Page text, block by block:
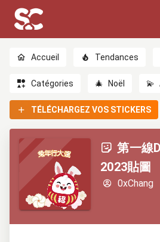
Accueil Tendances
Catégories 🎄 Noël 💫
TÉLÉCHARGEZ VOS STICKERS
第一線
2023貼圖
0xChang